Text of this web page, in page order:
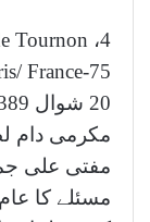
4، Rue de Tournon
75-Paris/ France
20 شوال 1389ھ
مکرمی دام
مفتی علی
مسئلے کا